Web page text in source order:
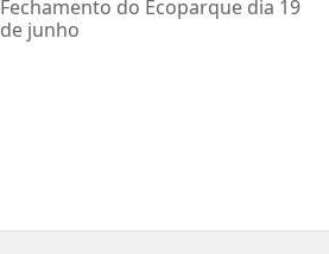
Fechamento do Ecoparque dia 19
de junho